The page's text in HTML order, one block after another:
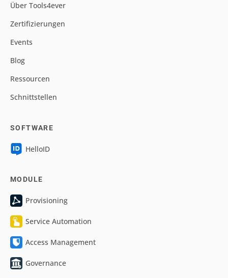
Über Tools4ever
Zertifizierungen
Events
Blog
Ressourcen
Schnittstellen
SOFTWARE
HelloID
MODULE
Provisioning
Service Automation
Access Management
Governance